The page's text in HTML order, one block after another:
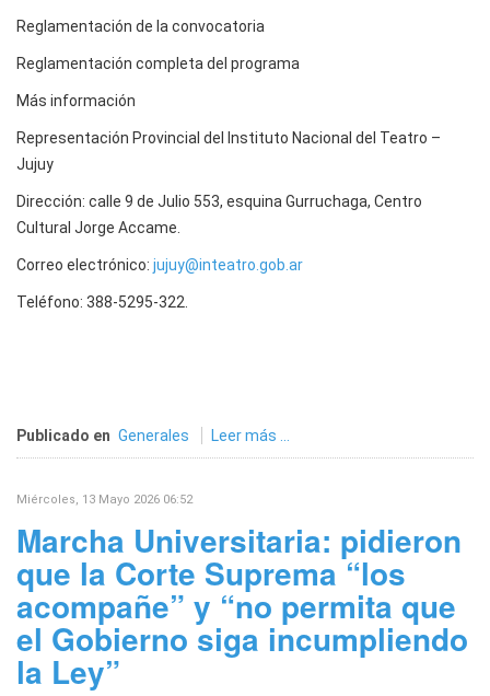
Reglamentación de la convocatoria
Reglamentación completa del programa
Más información
Representación Provincial del Instituto Nacional del Teatro –
Jujuy
Dirección: calle 9 de Julio 553, esquina Gurruchaga, Centro
Cultural Jorge Accame.
Correo electrónico: jujuy@inteatro.gob.ar
Teléfono: 388-5295-322.
Publicado en Generales Leer más ...
Miércoles, 13 Mayo 2026 06:52
Marcha Universitaria: pidieron
que la Corte Suprema “los
acompañe” y “no permita que
el Gobierno siga incumpliendo
la Ley”